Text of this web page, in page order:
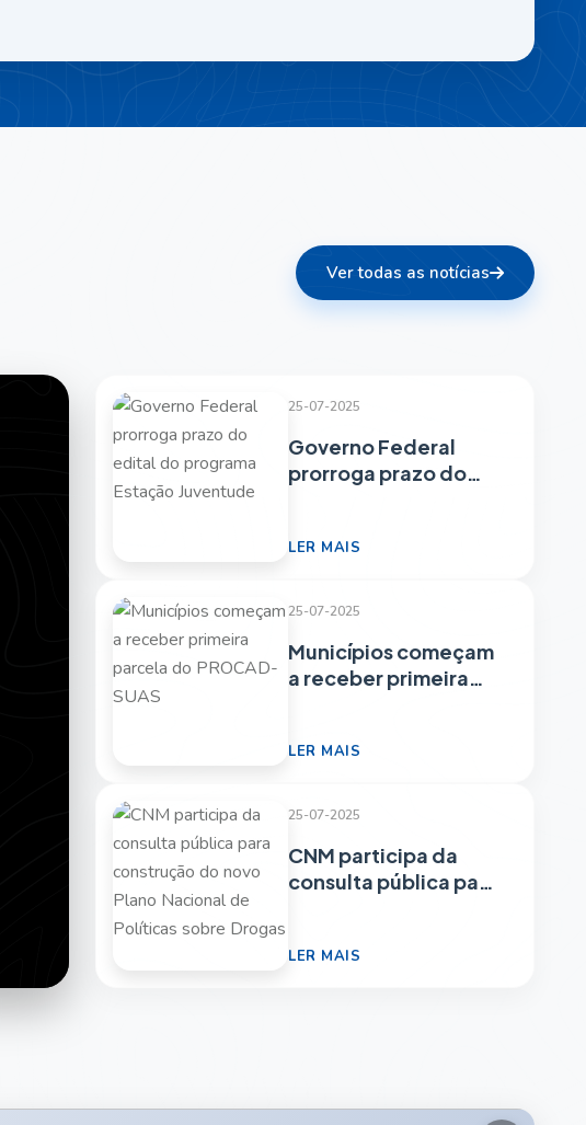
Ver todas as notícias
25-07-2025
Governo Federal
prorroga prazo do
LER MAIS
25-07-2025
Municípios começam
a receber primeira
LER MAIS
25-07-2025
CNM participa da
consulta pública para
Políticas sobre
LER MAIS